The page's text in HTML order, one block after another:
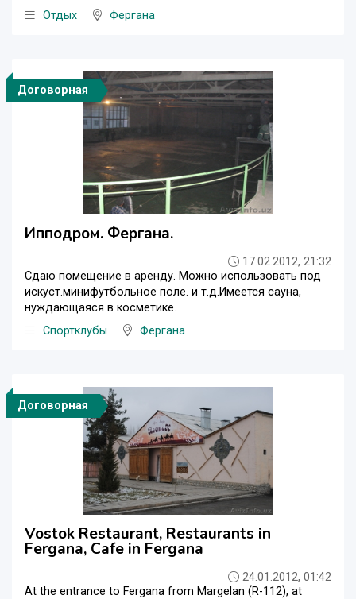
Отдых
Фергана
Договорная
Ипподром. Фергана.
17.02.2012, 21:32
Сдаю помещение в аренду. Можно использовать под
искуст.минифутбольное поле. и т.д.Имеется сауна,
нуждающаяся в косметике.
Спортклубы
Фергана
Договорная
Vostok Restaurant, Restaurants in
Fergana, Cafe in Fergana
24.01.2012, 01:42
At the entrance to Fergana from Margelan (R-112), at